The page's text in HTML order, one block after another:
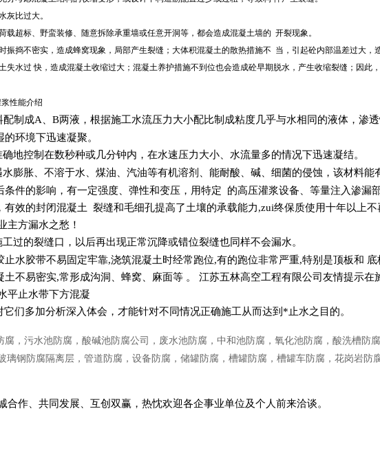
灰比过大。
载超标、野蛮装修、随意拆除承重墙或任意开洞等，都会造成混凝土墙的 开裂现象。
振捣不密实，造成蜂窝现象，局部产生裂缝；大体积混凝土的散热措施不 当，引起砼内部温差过大，
失水过 快，造成混凝土收缩过大；混凝土养护措施不到位也会造成砼早期脱水，产生收缩裂缝；因此
性能介绍
配制成A、B两液，根据施工水流压力大小配比制成粘度几乎与水相同的液体，渗
环境下迅速凝聚。
地控制在数秒种或几分钟内，在水速压力大小、水流量多的情况下迅速凝结。
膨胀、不溶于水、煤油、汽油等有机溶剂、能耐酸、碱、细菌的侵蚀，该材料能
条件的影响，有一定强度、弹性和变压，用特定 的高压灌浆设备、等量注入渗漏
有效的封闭混凝土 裂缝和毛细孔提高了土壤的承载能力,zui终保质使用十年以上
主方漏水之愁！
过的裂缝口，以后再出现正常沉降或错位裂缝也同样不会漏水。
止水胶带不易固定牢靠,浇筑混凝土时经常跑位,有的跑位非常严重,特别是顶板和
土不易密实,常形成沟洞、蜂窝、麻面等 。 江苏五林高空工程有限公司友情提示在
平止水带下方混凝
们多加分析深入体会，才能针对不同情况正确施工从而达到*止水之目的。
腐，污水池防腐，酸碱池防腐公司，废水池防腐，中和池防腐，氧化池防腐，酸洗槽防
璃钢防腐隔离层，管道防腐，设备防腐，储罐防腐，槽罐防腐，槽罐车防腐，花岗岩防
合作、共同发展、互创双赢，热忱欢迎各企事业单位及个人前来洽谈。